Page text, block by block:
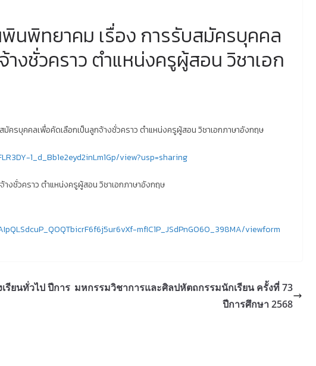
พินพิทยาคม เรื่อง การรับสมัครบุคคล
งชั่วคราว ตำแหน่งครูผู้สอน วิชาเอก
ครบุคคลเพื่อคัดเลือกเป็นลูกจ้างชั่วคราว ตำแหน่งครูผู้สอน วิชาเอกภาษาอังกฤษ
1_d_Bb1e2eyd2inLm1Gp/view?usp=sharing
งชั่วคราว ตำแหน่งครูผู้สอน วิชาเอกภาษาอังกฤษ
mfIC1P_JSdPnG060_398MA/viewform
รียนทั่วไป ปีการ มหกรรมวิชาการและศิลปหัตถกรรมนักเรียน ครั้งที่ 73
ปีการศึกษา 2568